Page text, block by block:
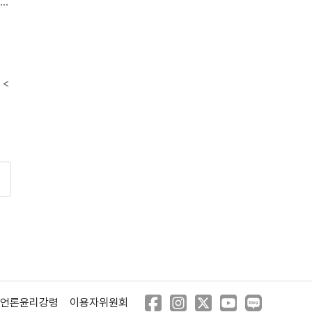
<
언론윤리강령 이용자위원회